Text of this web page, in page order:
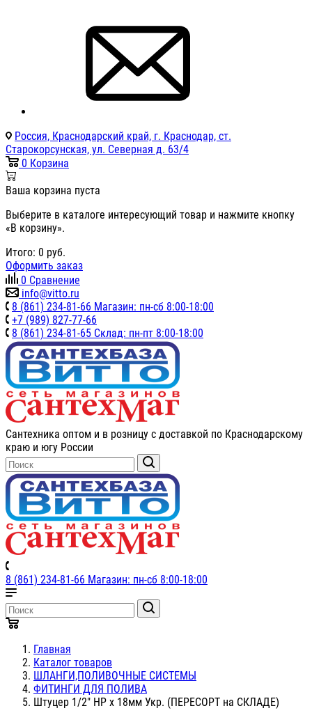
Россия, Краснодарский край, г. Краснодар, ст.
Старокорсунская, ул. Северная д. 63/4
0 Корзина
Ваша корзина пуста
Выберите в каталоге интересующий товар и нажмите кнопку
«В корзину».
Итого: 0 руб.
Оформить заказ
0 Сравнение
info@vitto.ru
8 (861) 234-81-66 Магазин: пн-сб 8:00-18:00
+7 (989) 827-77-66
8 (861) 234-81-65 Склад: пн-пт 8:00-18:00
Сантехника оптом и в розницу с доставкой по Краснодарскому
краю и югу России
8 (861) 234-81-66 Магазин: пн-сб 8:00-18:00
Главная
Каталог товаров
ШЛАНГИ,ПОЛИВОЧНЫЕ СИСТЕМЫ
ФИТИНГИ ДЛЯ ПОЛИВА
Штуцер 1/2" НР х 18мм Укр. (ПЕРЕСОРТ на СКЛАДЕ)